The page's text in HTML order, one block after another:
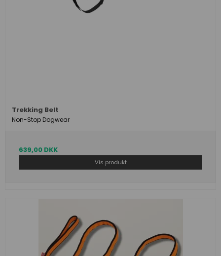
Trekking Belt
Non-Stop Dogwear
639,00 DKK
Vis produkt